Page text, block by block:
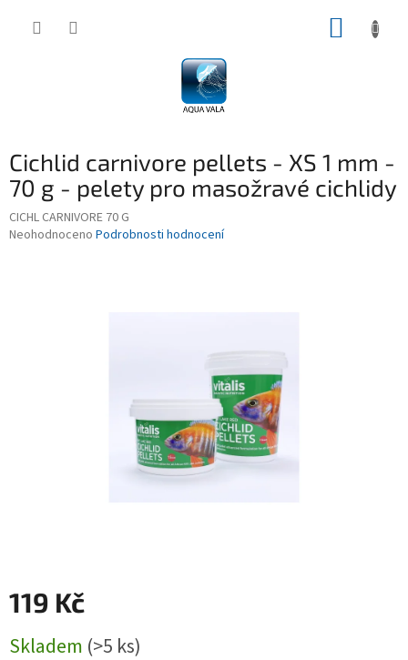
Cichlid carnivore pellets - XS 1 mm -
70 g - pelety pro masožravé cichlidy
CICHL CARNIVORE 70 G
Průměrné
Neohodnoceno Podrobnosti hodnocení
119 Kč
cena:
Skladem (>5 ks)